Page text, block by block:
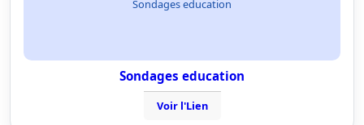
Sondages education
Sondages education
Voir l'Lien